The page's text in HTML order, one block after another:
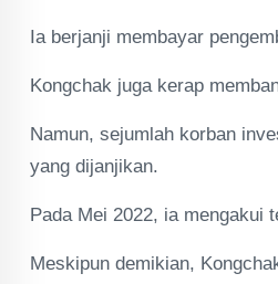
Ia berjanji membayar
Kongchak juga kerap
Namun, sejumlah korban
yang dijanjikan.
Pada Mei 2022, ia mengakui
Meskipun demikian,